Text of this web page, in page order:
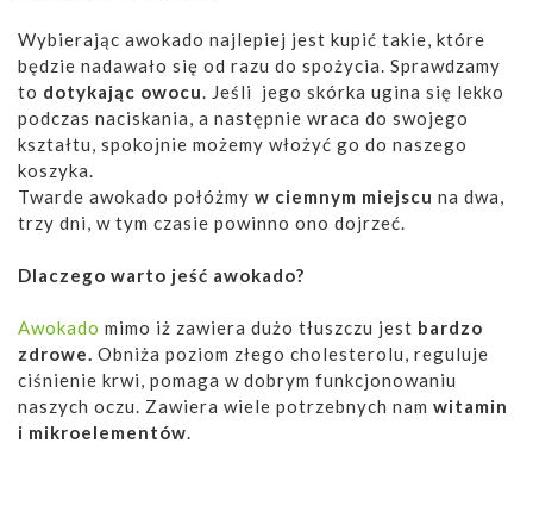
Wybierając awokado najlepiej jest kupić takie, które
będzie nadawało się od razu do spożycia. Sprawdzamy
to dotykając owocu. Jeśli jego skórka ugina się lekko
podczas naciskania, a następnie wraca do swojego
kształtu, spokojnie możemy włożyć go do naszego
koszyka.
Twarde awokado połóżmy w ciemnym miejscu na dwa,
trzy dni, w tym czasie powinno ono dojrzeć.
Dlaczego warto jeść awokado?
Awokado mimo iż zawiera dużo tłuszczu jest bardzo
zdrowe. Obniża poziom złego cholesterolu, reguluje
ciśnienie krwi, pomaga w dobrym funkcjonowaniu
naszych oczu. Zawiera wiele potrzebnych nam witamin
i mikroelementów.